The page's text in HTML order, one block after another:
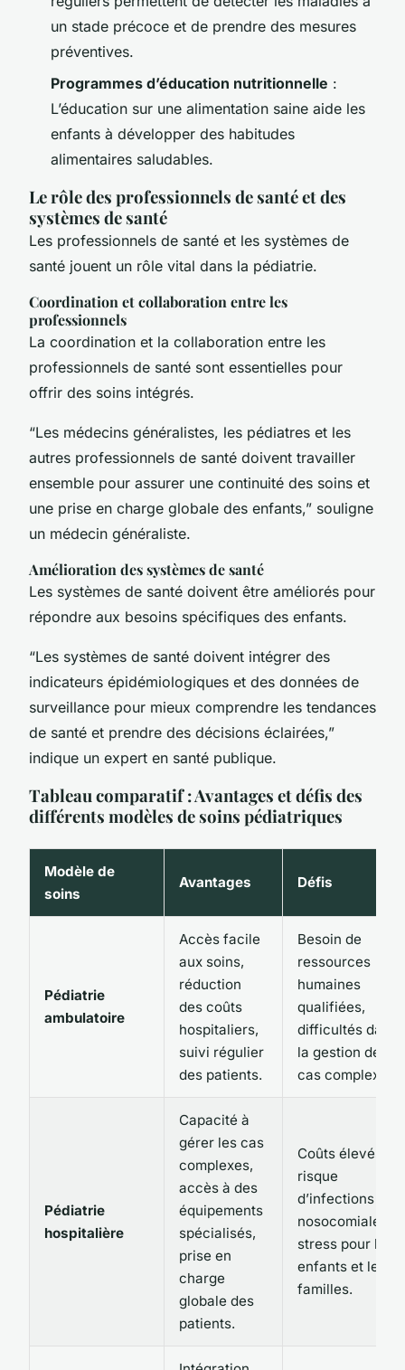
un stade précoce et de prendre des mesures
préventives.
Programmes d’éducation nutritionnelle :
L’éducation sur une alimentation saine aide les
enfants à développer des habitudes
alimentaires saludables.
Le rôle des professionnels de santé et des
systèmes de santé
Les professionnels de santé et les systèmes de
santé jouent un rôle vital dans la pédiatrie.
Coordination et collaboration entre les
professionnels
La coordination et la collaboration entre les
professionnels de santé sont essentielles pour
offrir des soins intégrés.
“Les médecins généralistes, les pédiatres et les
autres professionnels de santé doivent travailler
ensemble pour assurer une continuité des soins et
une prise en charge globale des enfants,” souligne
un médecin généraliste.
Amélioration des systèmes de santé
Les systèmes de santé doivent être améliorés pour
répondre aux besoins spécifiques des enfants.
“Les systèmes de santé doivent intégrer des
indicateurs épidémiologiques et des données de
surveillance pour mieux comprendre les tendances
de santé et prendre des décisions éclairées,”
indique un expert en santé publique.
Tableau comparatif : Avantages et défis des
différents modèles de soins pédiatriques
Modèle de
soins
Avantages Défis
Pédiatrie
ambulatoire
Accès facile
aux soins,
réduction
des coûts
hospitaliers,
suivi régulier
des patients.
Besoin de
ressources
humaines
qualifiées,
difficultés dans
la gestion des
cas complexes.
Pédiatrie
hospitalière
Capacité à
gérer les cas
complexes,
accès à des
équipements
spécialisés,
prise en
charge
globale des
patients.
Coûts élevés,
risque
d’infections
nosocomiales,
stress pour les
enfants et les
familles.